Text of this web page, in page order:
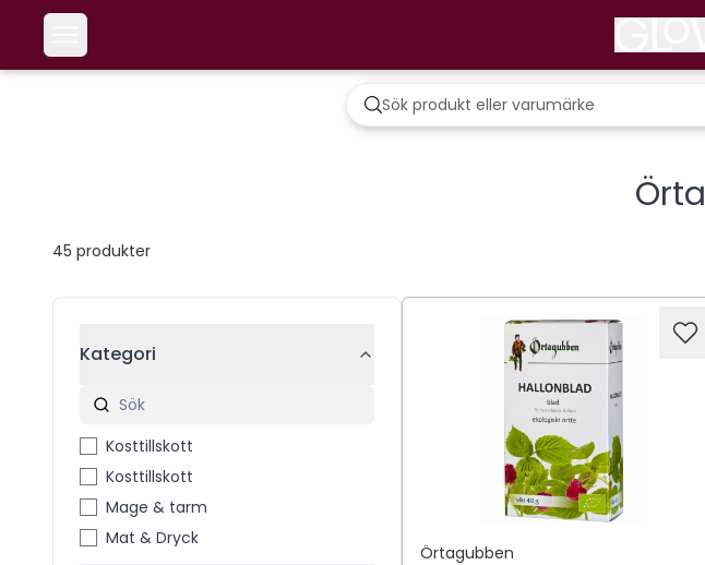
45 produkter
Kategori
Kosttillskott
Kosttillskott
Mage & tarm
Mat & Dryck
Örtagubben